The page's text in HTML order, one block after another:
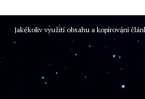
Jakékoliv využití obsahu a kopírování